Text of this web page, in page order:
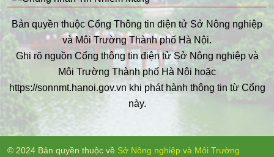
Bản quyền thuộc Cổng Thông tin điện tử Sở Nông nghiệp
và Môi Trường Thành phố Hà Nội.
Ghi rõ nguồn Cổng thông tin điện tử Sở Nông nghiệp và
Môi Trường Thành phố Hà Nội hoặc
https://sonnmt.hanoi.gov.vn khi phát hành thông tin từ Cổng
này.
© 2024 Bản quyền thuộc về Sở Nông nghiệp và Môi Trường